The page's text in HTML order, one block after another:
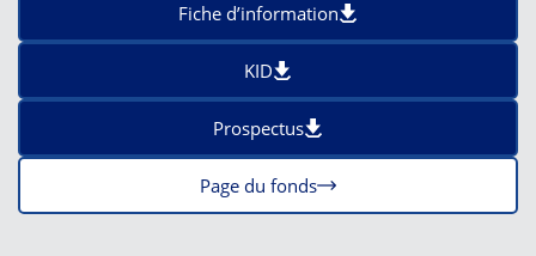
Fiche d’information
KID
Prospectus
Page du fonds